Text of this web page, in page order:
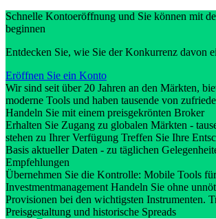
Schnelle Kontoeröffnung und Sie können mit
beginnen
Entdecken Sie, wie Sie der Konkurrenz davon
Eröffnen Sie ein Konto
Wir sind seit über 20 Jahren an den Märkten,
moderne Tools und haben tausende von
Handeln Sie mit einem preisgekrönten Broker
Erhalten Sie Zugang zu globalen Märkten -
stehen zu Ihrer Verfügung Treffen Sie Ihre
Basis aktueller Daten - zu täglichen
Empfehlungen
Übernehmen Sie die Kontrolle: Mobile Tools
Investmentmanagement Handeln Sie ohne
Provisionen bei den wichtigsten Instrumenten.
Preisgestaltung und historische Spreads